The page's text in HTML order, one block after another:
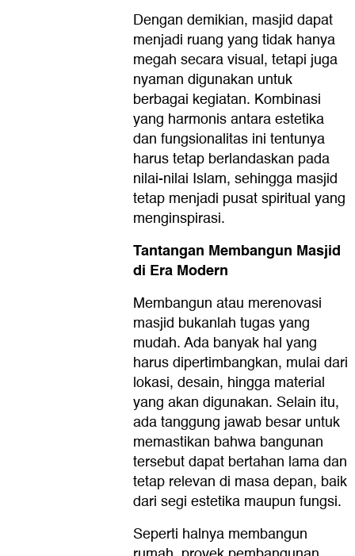
Dengan demikian, masjid dapat
menjadi ruang yang tidak hanya
megah secara visual, tetapi juga
nyaman digunakan untuk
berbagai kegiatan. Kombinasi
yang harmonis antara estetika
dan fungsionalitas ini tentunya
harus tetap berlandaskan pada
nilai-nilai Islam, sehingga masjid
tetap menjadi pusat spiritual yang
menginspirasi.
Tantangan Membangun Masjid
di Era Modern
Membangun atau merenovasi
masjid bukanlah tugas yang
mudah. Ada banyak hal yang
harus dipertimbangkan, mulai dari
lokasi, desain, hingga material
yang akan digunakan. Selain itu,
ada tanggung jawab besar untuk
memastikan bahwa bangunan
tersebut dapat bertahan lama dan
tetap relevan di masa depan, baik
dari segi estetika maupun fungsi.
Seperti halnya membangun